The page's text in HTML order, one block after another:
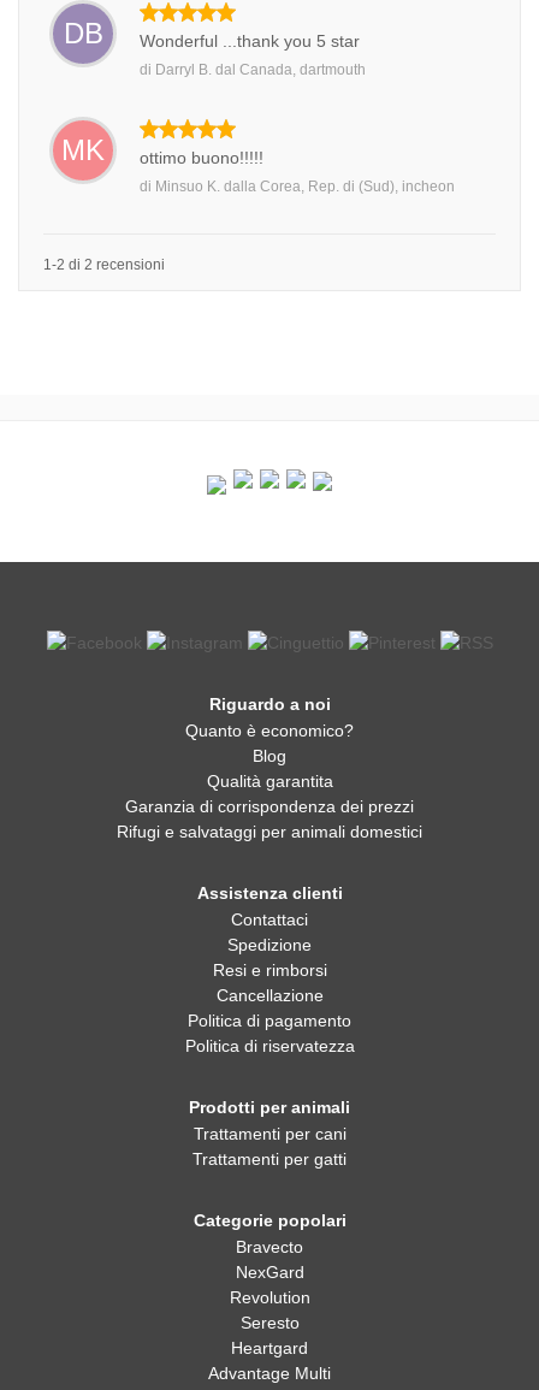
DB Wonderful ...thank you 5 star
di Darryl B. dal Canada, dartmouth
MK ottimo buono!!!!!
di Minsuo K. dalla Corea, Rep. di (Sud), incheon
1-2 di 2 recensioni
Riguardo a noi
Quanto è economico?
Blog
Qualità garantita
Garanzia di corrispondenza dei prezzi
Rifugi e salvataggi per animali domestici
Assistenza clienti
Contattaci
Spedizione
Resi e rimborsi
Cancellazione
Politica di pagamento
Politica di riservatezza
Prodotti per animali
Trattamenti per cani
Trattamenti per gatti
Categorie popolari
Bravecto
NexGard
Revolution
Seresto
Heartgard
Advantage Multi